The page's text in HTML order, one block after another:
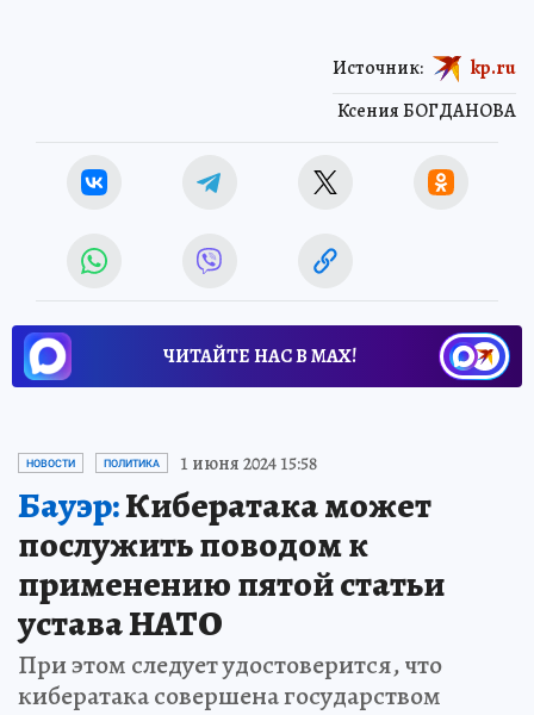
Ксения БОГДАНОВА
Источник: kp.ru
ЧИТАЙТЕ НАС В МАХ!
НОВОСТИ ПОЛИТИКА 1 июня 2024 15:58
Бауэр:Кибератака может
послужить поводом к
применению пятой статьи
устава НАТО
При этом следует удостоверится, что
кибератака совершена государством